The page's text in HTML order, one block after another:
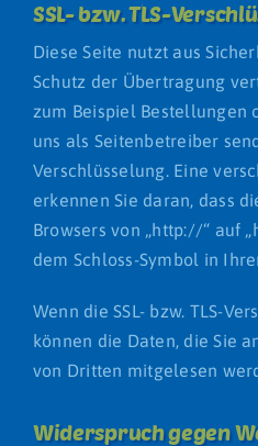
SSL- bzw. TLS-
Diese Seite nutzt aus
Schutz der Übertragung
zum Beispiel Bestellungen
uns als Seitenbetreiber
Verschlüsselung. Eine
erkennen Sie daran, dass
Browsers von „http://“ auf
dem Schloss-Symbol in
Wenn die SSL- bzw. TLS-
können die Daten, die Sie
von Dritten mitgelesen
Widerspruch gegen